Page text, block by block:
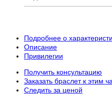
Подробнее о
Описание
Привилегии
Получить консультацию
Заказать браслет к этим
Следить за ценой